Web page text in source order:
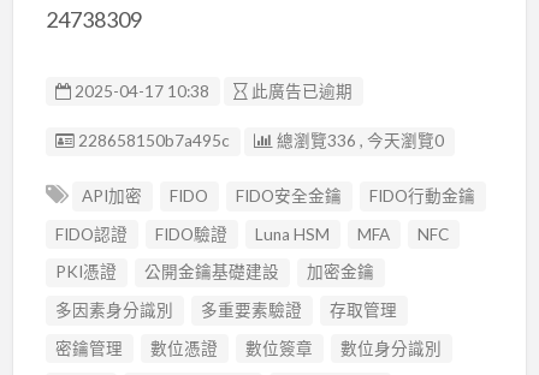
24738309
2025-04-17 10:38 此廣告已逾期
廣告编號
228658150b7a495c 總瀏覽336 , 今天瀏覽0
API加密 FIDO FIDO安全金鑰
FIDO行動金鑰
FIDO認證
FIDO驗證 Luna HSM MFA
NFC
PKI憑證
公開金鑰基礎建設
加密金鑰
多因素身分識別
多重要素驗證
存取管理
密鑰管理
數位憑證 數位簽章
數位身分識別